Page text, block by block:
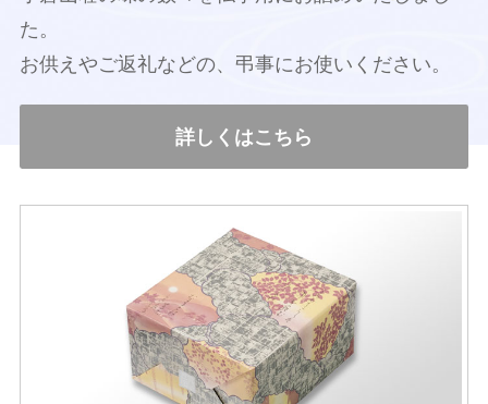
た。
お供えやご返礼などの、 弔事にお使いください。
詳しくはこちら